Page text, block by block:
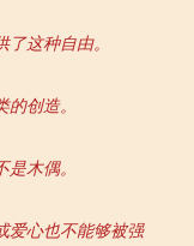
这种自由。
创造。
木偶。
爱心也不能够被强